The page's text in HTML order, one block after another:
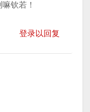
钦若！
登录以回复